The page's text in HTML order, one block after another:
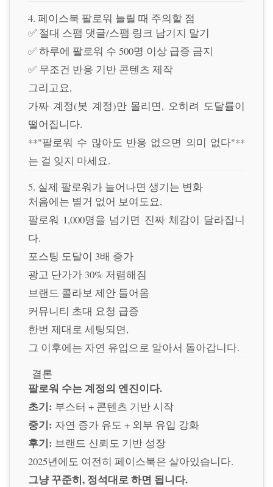
4. 페이스북 팔로워 늘릴 때 주의할 점
✅ 절대 스팸 댓글/스팸 링크 남기지 말기
✅ 하루에 팔로워 수 500명 이상 급증 금지
✅ 무조건 반응 기반 콘텐츠 제작
그리고요,
가짜 계정(봇 계정)만 몰리면, 오히려 도달률이
떨어집니다.
**"팔로워 수 많아도 반응 없으면 의미 없다"**
는 걸 잊지 마세요.
5. 실제 팔로워가 늘어나면 생기는 변화
처음에는 별거 없어 보여도요,
팔로워 1,000명을 넘기면 진짜 체감이 달라집니
다.
포스팅 도달이 3배 증가
광고 단가가 30% 저렴해짐
브랜드 콜라보 제안 들어옴
커뮤니티 초대 요청 급증
한번 제대로 세팅되면,
그 이후에는 자연 유입으로 알아서 돌아갑니다.
결론
팔로워 수는 계정의 엔진이다.
초기: 부스터 + 콘텐츠 기반 시작
중기: 자연 증가 유도 + 외부 유입 강화
후기: 브랜드 신뢰도 기반 성장
2025년에도 여전히 페이스북은 살아있습니다.
그냥 꾸준히, 정석대로 하면 됩니다.